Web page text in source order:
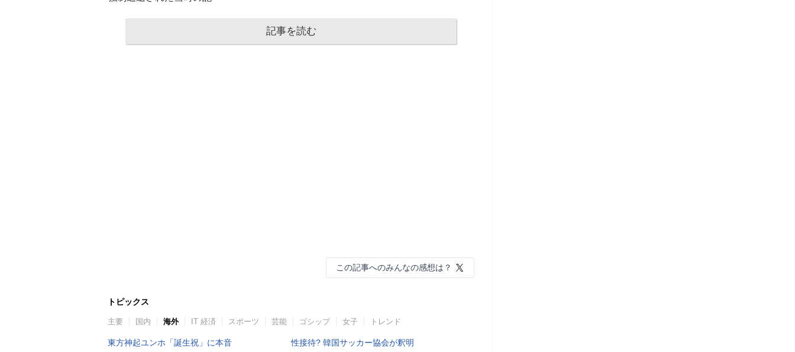
記事を読む
この記事へのみんなの感想は？
トピックス
主要 国内 海外 IT 経済 スポーツ 芸能 ゴシップ 女子 トレンド
東方神起ユンホ「誕生祝」に本音
性接待? 韓国サッカー協会が釈明